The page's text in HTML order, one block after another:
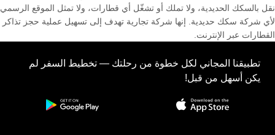
نقل بالسكك الحديدية، ولا تملك أو تشغّل أي قطارات، ولا تمثل الموقع الرسمي
لأي شركة سكك حديدية. إنها شركة تجارية تهدف إلى تسهيل عملية حجز تذاكر
القطارات عبر الإنترنت.
تطبيقنا المجاني لكل خطوة من رحلتك — تخطيط السفر لم
يكن أسهل من قبل!